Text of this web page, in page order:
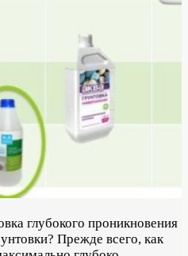
глубокого проникновения
Прежде всего, как